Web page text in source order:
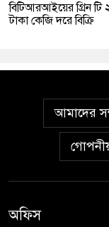
বিটিআরআইয়ের গ্রিন
টাকা কেজি দরে বিক্রি
আমাদের
অফিস